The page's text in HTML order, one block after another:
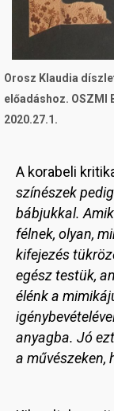
Orosz Klaudia
előadáshoz. OSZMI
2020.27.1.
A korabeli
színészek
bábjukkal.
félnek, olyan,
kifejezés
egész testük,
élénk a
anyagba. Jó
a művészeken,